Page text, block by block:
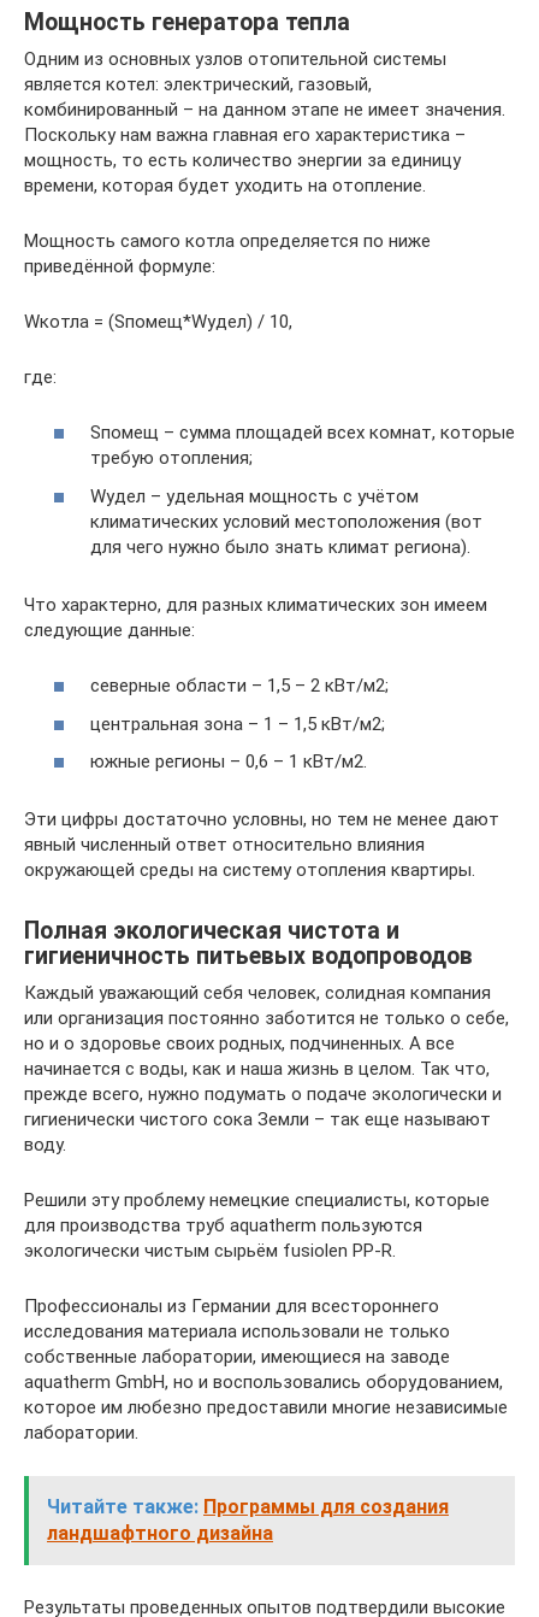
Мощность генератора тепла
Одним из основных узлов отопительной системы
является котел: электрический, газовый,
комбинированный – на данном этапе не имеет значения.
Поскольку нам важна главная его характеристика –
мощность, то есть количество энергии за единицу
времени, которая будет уходить на отопление.
Мощность самого котла определяется по ниже
приведённой формуле:
Wкотла = (Sпомещ*Wудел) / 10,
где:
Sпомещ – сумма площадей всех комнат, которые
требую отопления;
Wудел – удельная мощность с учётом
климатических условий местоположения (вот
для чего нужно было знать климат региона).
Что характерно, для разных климатических зон имеем
следующие данные:
северные области – 1,5 – 2 кВт/м2;
центральная зона – 1 – 1,5 кВт/м2;
южные регионы – 0,6 – 1 кВт/м2.
Эти цифры достаточно условны, но тем не менее дают
явный численный ответ относительно влияния
окружающей среды на систему отопления квартиры.
Полная экологическая чистота и
гигиеничность питьевых водопроводов
Каждый уважающий себя человек, солидная компания
или организация постоянно заботится не только о себе,
но и о здоровье своих родных, подчиненных. А все
начинается с воды, как и наша жизнь в целом. Так что,
прежде всего, нужно подумать о подаче экологически и
гигиенически чистого сока Земли – так еще называют
воду.
Решили эту проблему немецкие специалисты, которые
для производства труб aquatherm пользуются
экологически чистым сырьём fusiolen PP-R.
Профессионалы из Германии для всестороннего
исследования материала использовали не только
собственные лаборатории, имеющиеся на заводе
aquatherm GmbH, но и воспользовались оборудованием,
которое им любезно предоставили многие независимые
лаборатории.
Читайте также: Программы для создания
ландшафтного дизайна
Результаты проведенных опытов подтвердили высокие